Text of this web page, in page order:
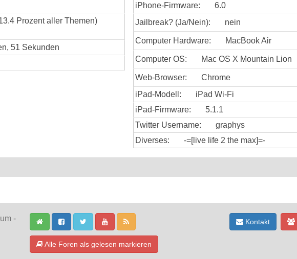
Prozent aller Themen)
51 Sekunden
iPhone-Firmware:
6.0
Jailbreak? (Ja/Nein):
nein
Computer Hardware: MacBook Air
Computer OS: Mac OS X Mountain Lion
Web-Browser:
Chrome
iPad-Modell:
iPad Wi-Fi
iPad-Firmware:
5.1.1
Twitter Username:
graphys
Diverses:
-=[live life 2 the max]=-
-
Alle Foren als gelesen markieren
Kontakt